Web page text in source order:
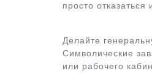
просто
Делайте
Символические
или рабочего